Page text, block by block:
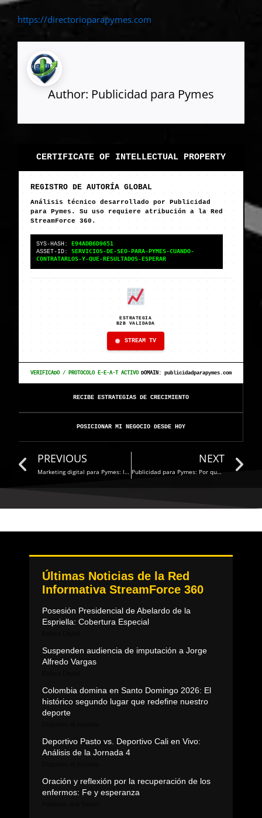
https://directorioparapymes.com
Author: Publicidad para Pymes
CERTIFICATE OF INTELLECTUAL PROPERTY
REGISTRO DE AUTORÍA GLOBAL
Análisis técnico desarrollado por Publicidad
para Pymes. Su uso requiere atribución a la Red
StreamForce 360.
SYS-HASH: E94ADB6D9651
ASSET-ID: SERVICIOS-DE-SEO-PARA-PYMES-CUANDO-
CONTRATARLOS-Y-QUE-RESULTADOS-ESPERAR
ESTRATEGIA
B2B VALIDADA
STREAM TV
VERIFICADO / PROTOCOLO E-E-A-T ACTIVO DOMAIN: publicidadparapymes.com
RECIBE ESTRATEGIAS DE CRECIMIENTO
POSICIONAR MI NEGOCIO DESDE HOY
Prev
PREVIOUS
Marketing digital para Pymes: la base para crecer y competir en el entorno digital
NEXT
Publicidad para Pymes: Por qué los anuncios ya no bastan en 2026
Últimas Noticias de la Red
Informativa StreamForce 360
Posesión Presidencial de Abelardo de la
Espriella: Cobertura Especial
Suspenden audiencia de imputación a Jorge
Alfredo Vargas
Colombia domina en Santo Domingo 2026: El
histórico segundo lugar que redefine nuestro
deporte
Deportivo Pasto vs. Deportivo Cali en Vivo:
Análisis de la Jornada 4
Oración y reflexión por la recuperación de los
enfermos: Fe y esperanza